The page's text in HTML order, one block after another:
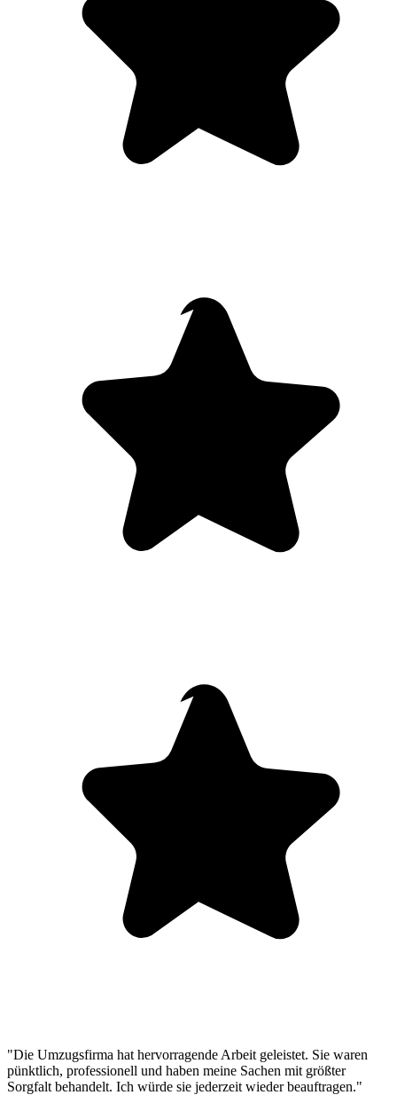
"Die Umzugsfirma hat hervorragende Arbeit geleistet. Sie waren
pünktlich, professionell und haben meine Sachen mit größter
Sorgfalt behandelt. Ich würde sie jederzeit wieder beauftragen."